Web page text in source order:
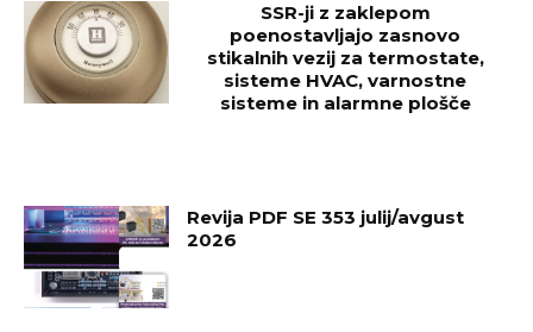
SSR-ji z zaklepom
poenostavljajo zasnovo
stikalnih vezij za termostate,
sisteme HVAC, varnostne
sisteme in alarmne plošče
Revija PDF SE 353 julij/avgust
2026